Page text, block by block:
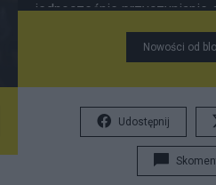
jednocześnie przyczynianie
marki Polska w Europie i na
Nowości od
Udostępnij